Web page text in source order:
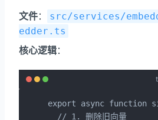
文件：
src/services/
edder.ts
核心逻辑：
export async function
  // 1. 删除旧向量